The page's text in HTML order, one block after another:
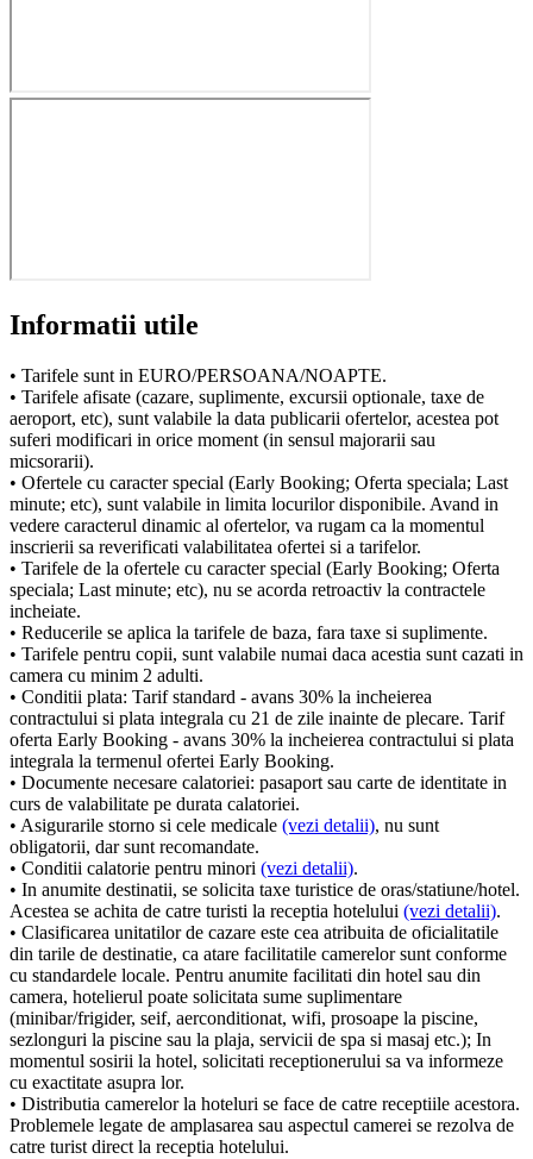
Informatii utile
• Tarifele sunt in EURO/PERSOANA/NOAPTE.
• Tarifele afisate (cazare, suplimente, excursii optionale, taxe de
aeroport, etc), sunt valabile la data publicarii ofertelor, acestea pot
suferi modificari in orice moment (in sensul majorarii sau
micsorarii).
• Ofertele cu caracter special (Early Booking; Oferta speciala; Last
minute; etc), sunt valabile in limita locurilor disponibile. Avand in
vedere caracterul dinamic al ofertelor, va rugam ca la momentul
inscrierii sa reverificati valabilitatea ofertei si a tarifelor.
• Tarifele de la ofertele cu caracter special (Early Booking; Oferta
speciala; Last minute; etc), nu se acorda retroactiv la contractele
incheiate.
• Reducerile se aplica la tarifele de baza, fara taxe si suplimente.
• Tarifele pentru copii, sunt valabile numai daca acestia sunt cazati in
camera cu minim 2 adulti.
• Conditii plata: Tarif standard - avans 30% la incheierea
contractului si plata integrala cu 21 de zile inainte de plecare. Tarif
oferta Early Booking - avans 30% la incheierea contractului si plata
integrala la termenul ofertei Early Booking.
• Documente necesare calatoriei: pasaport sau carte de identitate in
curs de valabilitate pe durata calatoriei.
• Asigurarile storno si cele medicale (vezi detalii), nu sunt
obligatorii, dar sunt recomandate.
• Conditii calatorie pentru minori (vezi detalii).
• In anumite destinatii, se solicita taxe turistice de oras/statiune/hotel.
Acestea se achita de catre turisti la receptia hotelului (vezi detalii).
• Clasificarea unitatilor de cazare este cea atribuita de oficialitatile
din tarile de destinatie, ca atare facilitatile camerelor sunt conforme
cu standardele locale. Pentru anumite facilitati din hotel sau din
camera, hotelierul poate solicitata sume suplimentare
(minibar/frigider, seif, aerconditionat, wifi, prosoape la piscine,
sezlonguri la piscine sau la plaja, servicii de spa si masaj etc.); In
momentul sosirii la hotel, solicitati receptionerului sa va informeze
cu exactitate asupra lor.
• Distributia camerelor la hoteluri se face de catre receptiile acestora.
Problemele legate de amplasarea sau aspectul camerei se rezolva de
catre turist direct la receptia hotelului.